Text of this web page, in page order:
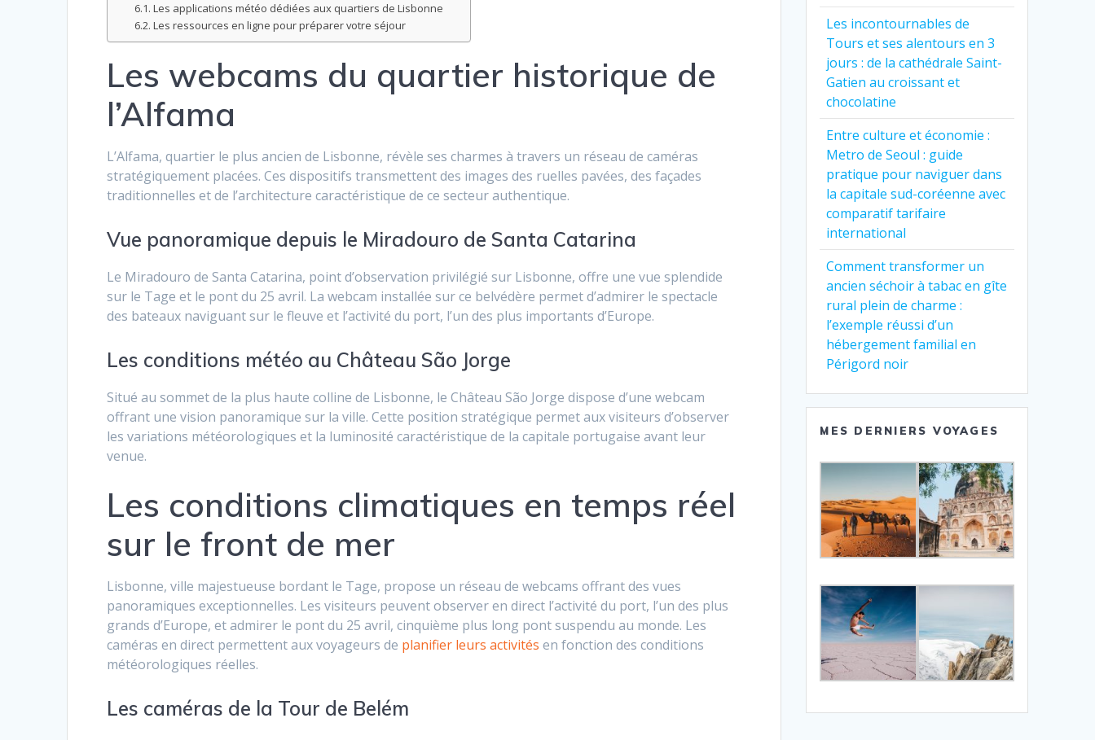
Les applications météo dédiées aux quartiers de Lisbonne
Les ressources en ligne pour préparer votre séjour
Les webcams du quartier historique de
l’Alfama
L’Alfama, quartier le plus ancien de Lisbonne, révèle ses charmes à travers un réseau de caméras
stratégiquement placées. Ces dispositifs transmettent des images des ruelles pavées, des façades
traditionnelles et de l’architecture caractéristique de ce secteur authentique.
Vue panoramique depuis le Miradouro de Santa Catarina
Le Miradouro de Santa Catarina, point d’observation privilégié sur Lisbonne, offre une vue splendide
sur le Tage et le pont du 25 avril. La webcam installée sur ce belvédère permet d’admirer le spectacle
des bateaux naviguant sur le fleuve et l’activité du port, l’un des plus importants d’Europe.
Les conditions météo au Château São Jorge
Situé au sommet de la plus haute colline de Lisbonne, le Château São Jorge dispose d’une webcam
offrant une vision panoramique sur la ville. Cette position stratégique permet aux visiteurs d’observer
les variations météorologiques et la luminosité caractéristique de la capitale portugaise avant leur
venue.
Les conditions climatiques en temps réel
sur le front de mer
Lisbonne, ville majestueuse bordant le Tage, propose un réseau de webcams offrant des vues
panoramiques exceptionnelles. Les visiteurs peuvent observer en direct l’activité du port, l’un des plus
grands d’Europe, et admirer le pont du 25 avril, cinquième plus long pont suspendu au monde. Les
caméras en direct permettent aux voyageurs de planifier leurs activités en fonction des conditions
météorologiques réelles.
Les caméras de la Tour de Belém
Les incontournables de
Tours et ses alentours en 3
jours : de la cathédrale Saint-
Gatien au croissant et
chocolatine
Entre culture et économie :
Metro de Seoul : guide
pratique pour naviguer dans
la capitale sud-coréenne avec
comparatif tarifaire
international
Comment transformer un
ancien séchoir à tabac en gîte
rural plein de charme :
l’exemple réussi d’un
hébergement familial en
Périgord noir
MES DERNIERS VOYAGES